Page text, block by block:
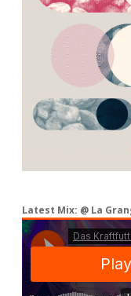
Latest Mix: @ La